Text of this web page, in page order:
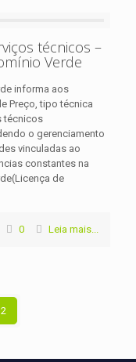
técnicos –
Verde
informa aos
Preço, tipo técnica
técnicos
o gerenciamento
vinculadas ao
constantes na
de
0 Leia mais...
2